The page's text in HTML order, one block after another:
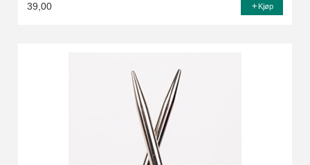
39,00 Kjøp